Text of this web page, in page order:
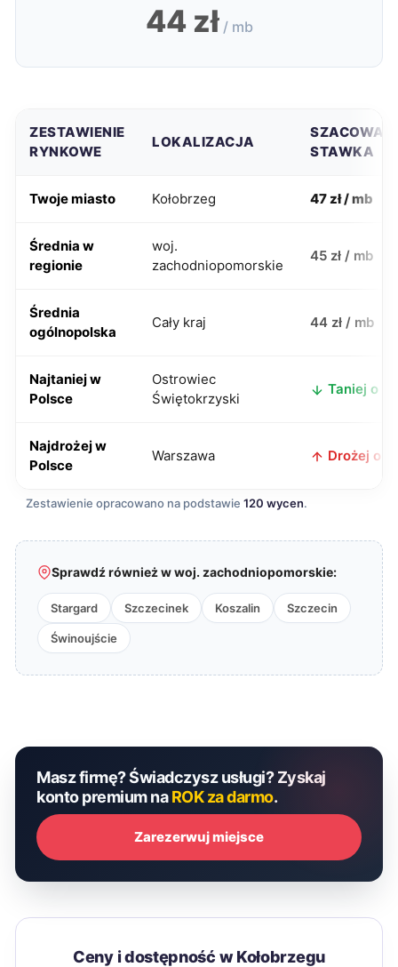
44 zł / mb
ZESTAWIENIE
RYNKOWE
LOKALIZACJA
STAWKA
Twoje miasto Kołobrzeg 47 zł / mb
Średnia w
regionie
woj.
zachodniopomorskie
45 zł / mb
Średnia
ogólnopolska
Cały kraj 44 zł / mb
Najtaniej w
Polsce
Ostrowiec
Świętokrzyski
Taniej o 8
Najdrożej w
Polsce
Warszawa Drożej o 8
Zestawienie opracowano na podstawie 120 wycen.
Sprawdź również w woj. zachodniopomorskie:
Stargard Szczecinek Koszalin Szczecin
Świnoujście
Masz firmę? Świadczysz usługi? Zyskaj
konto premium naROK za darmo.
Zarezerwuj miejsce
Ceny i dostępność w Kołobrzegu